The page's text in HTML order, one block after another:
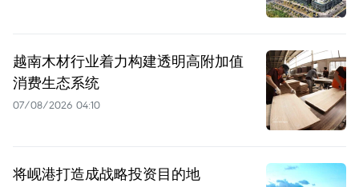
越南木材行业着力构建透明高附加值
消费生态系统
07/08/2026 04:10
将岘港打造成战略投资目的地